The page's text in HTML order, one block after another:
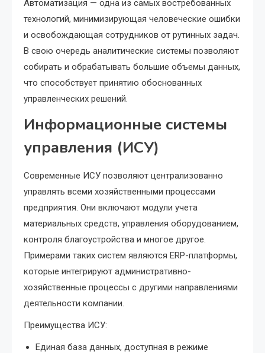
Автоматизация — одна из самых востребованных
технологий, минимизирующая человеческие ошибки
и освобождающая сотрудников от рутинных задач.
В свою очередь аналитические системы позволяют
собирать и обрабатывать большие объемы данных,
что способствует принятию обоснованных
управленческих решений.
Информационные системы
управления (ИСУ)
Современные ИСУ позволяют централизованно
управлять всеми хозяйственными процессами
предприятия. Они включают модули учета
материальных средств, управления оборудованием,
контроля благоустройства и многое другое.
Примерами таких систем являются ERP-платформы,
которые интегрируют административно-
хозяйственные процессы с другими направлениями
деятельности компании.
Преимущества ИСУ:
Единая база данных, доступная в режиме